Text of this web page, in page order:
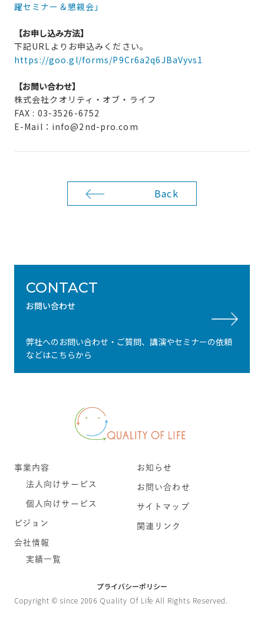
躍セミナー＆懇親会」
【お申し込み方法】
下記URLよりお申込みください。
https://goo.gl/forms/P9Cr6a2q6JBaVyvs1
【お問い合わせ】
株式会社クオリティ・オブ・ライフ
FAX : 03-3526-6752
E-Mail：info@2nd-pro.com
Back
CONTACT
お問い合わせ
弊社へのお問い合わせ・ご質問、講演やセミナーの依頼
などはこちらから
プライバシーポリシー
Copyright © since 2006 Quality Of Life All Rights Reserved.
事業内容
法人向けサービス
個人向けサービス
ビジョン
会社情報
実績一覧
お知らせ
お問い合わせ
サイトマップ
関連リンク